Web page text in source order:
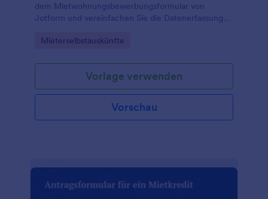
dem Mietwohnungsbewerbungsformular von
Jotform und vereinfachen Sie die Datenerfassung
der Anfrage bis zur Auswahl geeigneter Bewerber.
Go to Category:
Mieterselbstauskünfte
Vorlage verwenden
Vorschau